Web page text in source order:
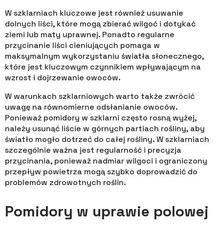
W szklarniach kluczowe jest również usuwanie
dolnych liści, które mogą zbierać wilgoć i dotykać
ziemi lub maty uprawnej. Ponadto regularne
przycinanie liści cieniujących pomaga w
maksymalnym wykorzystaniu światła słonecznego,
które jest kluczowym czynnikiem wpływającym na
wzrost i dojrzewanie owoców.
W warunkach szklarniowych warto także zwrócić
uwagę na równomierne odsłanianie owoców.
Ponieważ pomidory w szklarni często rosną wyżej,
należy usunąć liście w górnych partiach rośliny, aby
światło mogło dotrzeć do całej rośliny. W szklarniach
szczególnie ważna jest regularność i precyzja
przycinania, ponieważ nadmiar wilgoci i ograniczony
przepływ powietrza mogą szybko doprowadzić do
problemów zdrowotnych roślin.
Pomidory w uprawie polowej